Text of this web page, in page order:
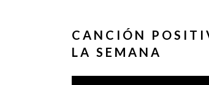
CANCIÓN
LA SEMANA